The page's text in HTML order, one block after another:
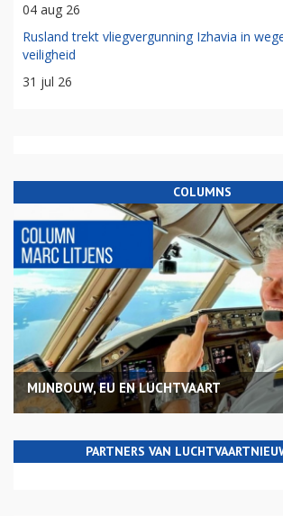
04 aug 26
Rusland trekt vliegvergunning Izhavia in
veiligheid
31 jul 26
COLUMNS
MIJNBOUW, EU EN LUCHTVAART
PARTNERS VAN